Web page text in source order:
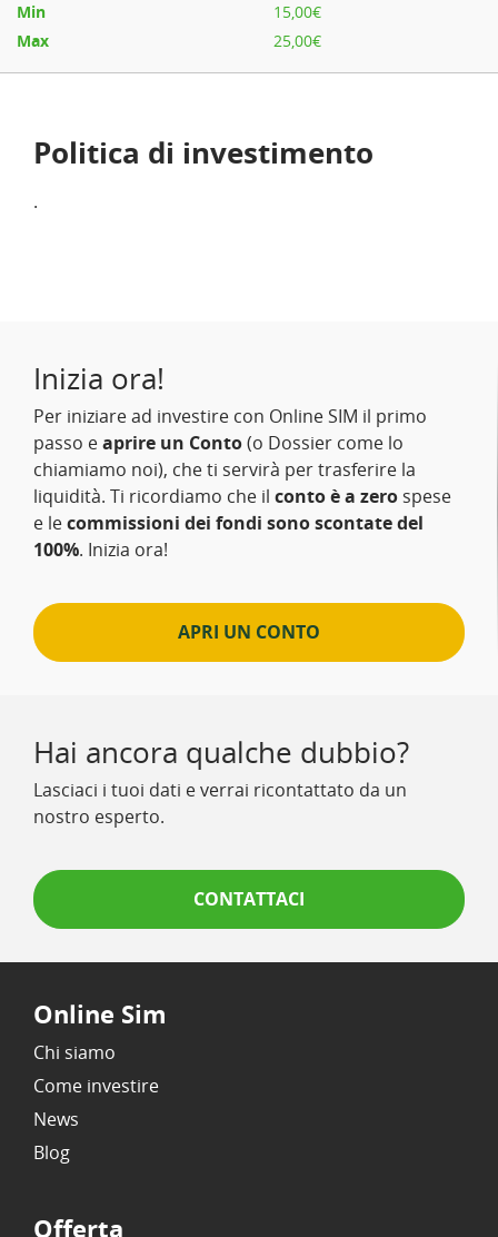
15,00€
25,00€
Politica di investimento
.
Inizia ora!
Per iniziare ad investire con Online SIM il primo
passo eaprire un Conto(o Dossier come lo
chiamiamo noi), che ti servirà per trasferire la
liquidità. Ti ricordiamo che il conto è a zero spese
e lecommissioni dei fondi sono scontate del
100%. Inizia ora!
APRI UN CONTO
Hai ancora qualche dubbio?
Lasciaci i tuoi dati e verrai ricontattato da un
nostro esperto.
CONTATTACI
Online Sim
Chi siamo
Come investire
News
Blog
Offerta